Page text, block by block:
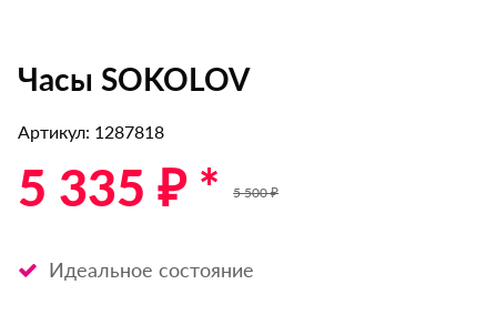
Часы SOKOLOV
Артикул: 1287818
5 335 ₽ * 5 500 ₽
Идеальное состояние